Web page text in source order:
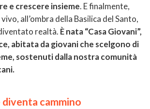
e crescere insieme. E finalmente,
all’ombra della Basilica del Santo,
realtà. È nata “Casa Giovani”,
abitata da giovani che scelgono di
sostenuti dalla nostra comunità
diventa cammino